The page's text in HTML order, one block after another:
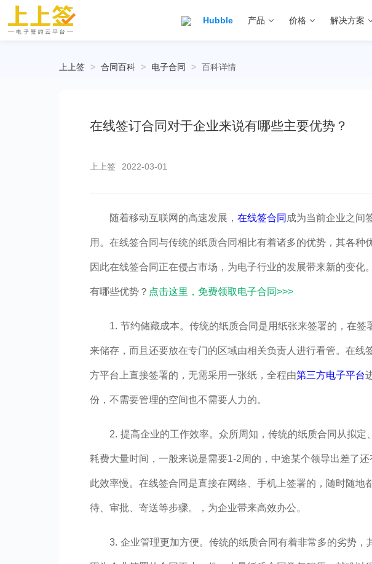
Hubble 产品 价格 解决方案
上上签 > 合同百科 > 电子合同 > 百科详情
在线签订合同对于企业来说有哪些主要优势？
上上签 2022-03-01
随着移动互联网的高速发展， 在线签合同 成为当前企业之间
用。在线签合同与传统的纸质合同相比有着诸多的优势，其各种
因此在线签合同正在侵占市场，为电子行业的发展带来新的变化
有哪些优势？ 点击这里，免费领取电子合同>>>
1. 节约储藏成本。传统的纸质合同是用纸张来签署的，在签
来储存，而且还要放在专门的区域由相关负责人进行看管。在线
方平台上直接签署的，无需采用一张纸，全程由第三方电子平台
份，不需要管理的空间也不需要人力的。
2. 提高企业的工作效率。众所周知，传统的纸质合同从拟定
耗费大量时间，一般来说是需要1-2周的，中途某个领导出差了
此效率慢。在线签合同是直接在网络、手机上签署的，随时随地
待、审批、寄送等步骤。，为企业带来高效办公。
3. 企业管理更加方便。传统的纸质合同有着非常多的劣势，